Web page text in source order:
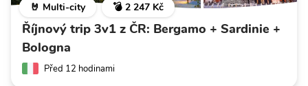
🤘 Multi-city 💣 2 247 Kč
Říjnový trip 3v1 z ČR: Bergamo + Sardinie +
Bologna
Před 12 hodinami